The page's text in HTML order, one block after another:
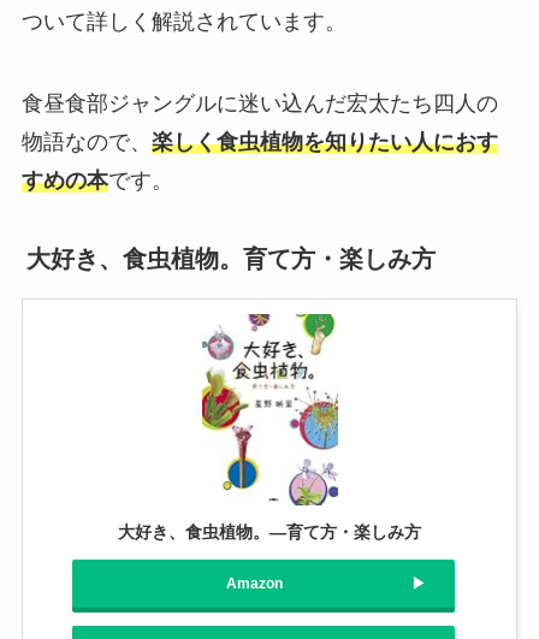
ついて詳しく解説されています。
食昼食部ジャングルに迷い込んだ宏太たち四人の
物語なので、 楽しく食虫植物を知りたい人におす
すめの本です。
大好き、食虫植物。育て方・楽しみ方
大好き、食虫植物。―育て方・楽しみ方
Amazon